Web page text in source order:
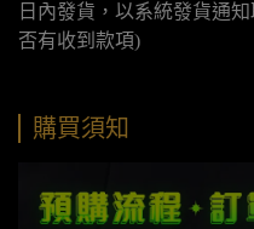
日內發貨，以系統發貨通
否有收到款項)
購買須知